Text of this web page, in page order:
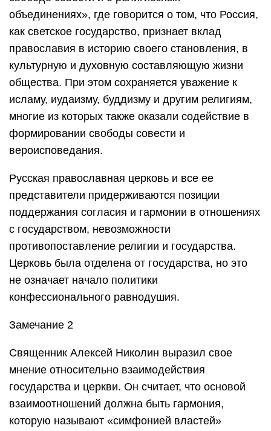
объединениях», где говорится о том, что Россия,
как светское государство, признает вклад
православия в историю своего становления, в
культурную и духовную составляющую жизни
общества. При этом сохраняется уважение к
исламу, иудаизму, буддизму и другим религиям,
многие из которых также оказали содействие в
формировании свободы совести и
вероисповедания.
Русская православная церковь и все ее
представители придерживаются позиции
поддержания согласия и гармонии в отношениях
с государством, невозможности
противопоставление религии и государства.
Церковь была отделена от государства, но это
не означает начало политики
конфессионального равнодушия.
Замечание 2
Священник Алексей Николин выразил свое
мнение относительно взаимодействия
государства и церкви. Он считает, что основой
взаимоотношений должна быть гармония,
которую называют «симфонией властей»